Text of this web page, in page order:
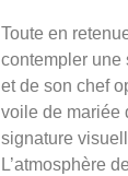
Toute en
contempler une
et de son chef
voile de mariée
signature
L’atmosphère de